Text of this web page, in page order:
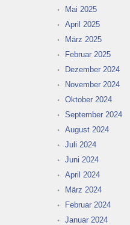
Mai 2025
April 2025
März 2025
Februar 2025
Dezember 2024
November 2024
Oktober 2024
September 2024
August 2024
Juli 2024
Juni 2024
April 2024
März 2024
Februar 2024
Januar 2024